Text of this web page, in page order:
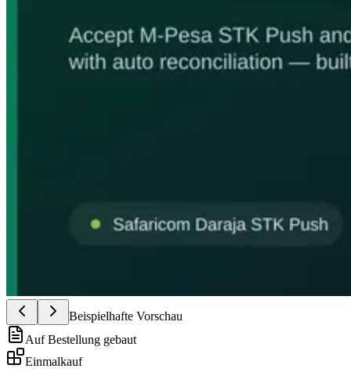
Beispielhafte Vorschau
Auf Bestellung gebaut
Einmalkauf